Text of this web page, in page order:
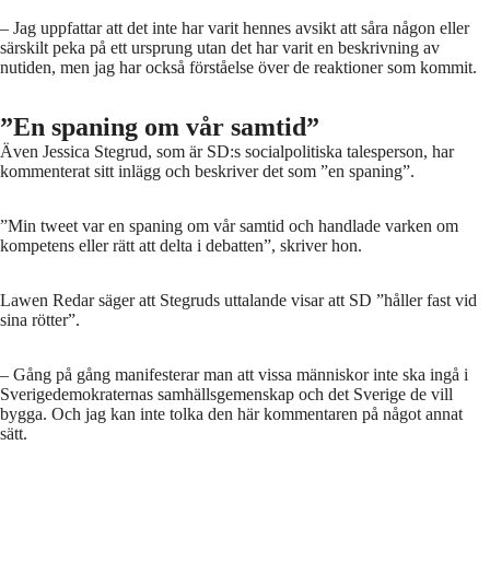
– Jag uppfattar att det inte har varit hennes avsikt att såra någon eller
särskilt peka på ett ursprung utan det har varit en beskrivning av
nutiden, men jag har också förståelse över de reaktioner som kommit.
”En spaning om vår samtid”
Även Jessica Stegrud, som är SD:s socialpolitiska talesperson, har
kommenterat sitt inlägg och beskriver det som ”en spaning”.
”Min tweet var en spaning om vår samtid och handlade varken om
kompetens eller rätt att delta i debatten”, skriver hon.
Lawen Redar säger att Stegruds uttalande visar att SD ”håller fast vid
sina rötter”.
– Gång på gång manifesterar man att vissa människor inte ska ingå i
Sverigedemokraternas samhällsgemenskap och det Sverige de vill
bygga. Och jag kan inte tolka den här kommentaren på något annat
sätt.